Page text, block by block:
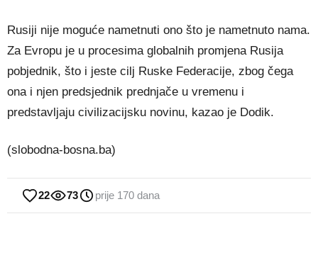
Rusiji nije moguće nametnuti ono što je nametnuto nama.
Za Evropu je u procesima globalnih promjena Rusija
pobjednik, što i jeste cilj Ruske Federacije, zbog čega
ona i njen predsjednik prednjače u vremenu i
predstavljaju civilizacijsku novinu, kazao je Dodik.
(slobodna-bosna.ba)
22 73 prije 170 dana